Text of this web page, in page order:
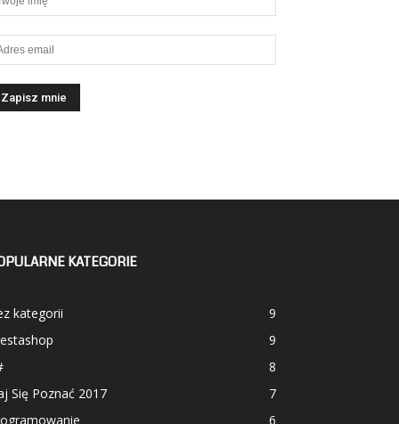
KATEGORIE
kategorii
9
9
8
Się Poznać 2017
7
6